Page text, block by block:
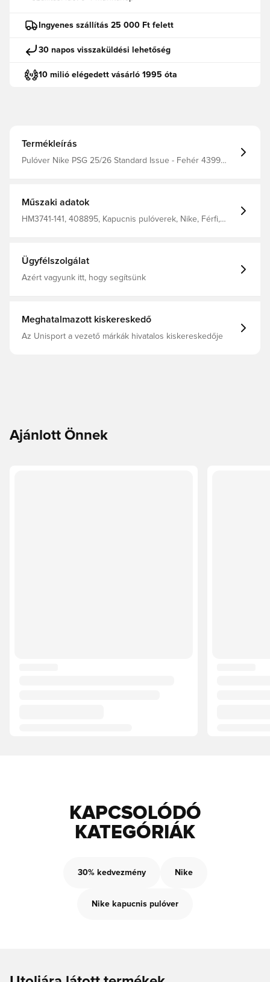
Ingyenes szállítás 25 000 Ft felett
30 napos visszaküldési lehetőség
10 milió elégedett vásárló 1995 óta
Termékleírás
Pulóver Nike PSG 25/26 Standard Issue - Fehér 4399
Műszaki adatok
HM3741-141, 408895, Kapucnis pulóverek, Nike, Férfi,
Ügyfélszolgálat
Azért vagyunk itt, hogy segítsünk
Meghatalmazott kiskereskedő
Az Unisport a vezető márkák hivatalos kiskereskedője
Ajánlott Önnek
KAPCSOLÓDÓ
KATEGÓRIÁK
30% kedvezmény Nike
Nike kapucnis pulóver